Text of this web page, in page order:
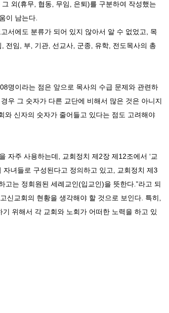
외(휴무 협동 무임 은퇴)를 구분하여 작성했는
이 남는다.
서에도 분류가 되어 있지 않아서 알 수 없었고
목
전임 부 기관, 선교사, 군종 유학, 전도목사의 총
명이라는 점은 앞으로 목사의 수급 문제와 관련하
우 그 숫자가 다른 교단에 비해서 많은 것은 아니지
와 신자의 숫자가 줄어들고 있다는 점도 고려해야
자주 사용하는데 교회정치 제2장 제12조에서 ‘교
자녀들로 구성된다고 정의하고 있고 교회정치 제3
고는 정회원된 세례교인(입교인)을 뜻한다.”라고 되
신교회의 현황을 생각해야 할 것으로 보인다. 특히
위해서 각 교회와 노회가 어떠한 노력을 하고 있